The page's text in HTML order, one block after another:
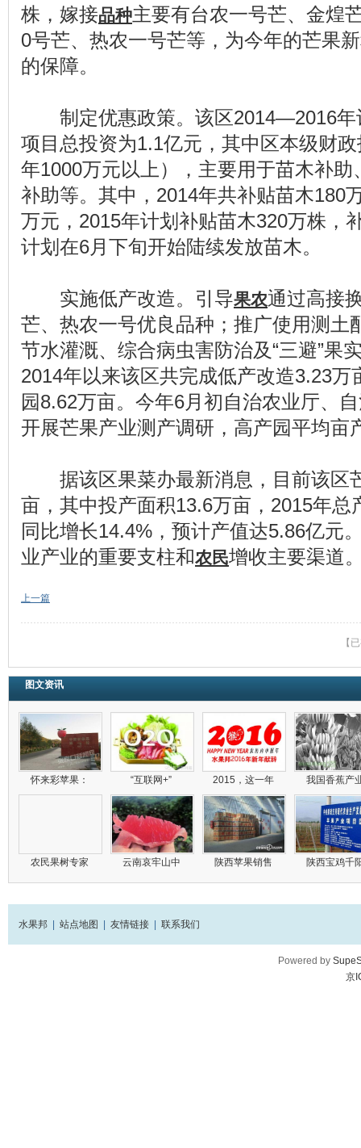
株，嫁接品种主要有台农一号芒、金煌
0号芒、热农一号芒等，为今年的芒果
的保障。
制定优惠政策。该区2014—2016年
项目总投资为1.1亿元，其中区本级财
年1000万元以上），主要用于苗木补助
补助等。其中，2014年共补贴苗木180
万元，2015年计划补贴苗木320万株，
计划在6月下旬开始陆续发放苗木。
实施低产改造。引导果农通过高接
芒、热农一号优良品种；推广使用测土
节水灌溉、综合病虫害防治及“三避”果
2014年以来该区共完成低产改造3.23万
园8.62万亩。今年6月初自治农业厅、
开展芒果产业测产调研，高产园平均亩
据该区果菜办最新消息，目前该区
亩，其中投产面积13.6万亩，2015年总
同比增长14.4%，预计产值达5.86亿元
业产业的重要支柱和农民增收主要渠道
上一篇
【
图文资讯
怀来彩苹果： “互联网+” 2015，这一年 我国香蕉产
农民果树专家 云南哀牢山中 陕西苹果销售 陕西宝鸡千
水果邦 站点地图 友情链接 联系我们
Powered by
京